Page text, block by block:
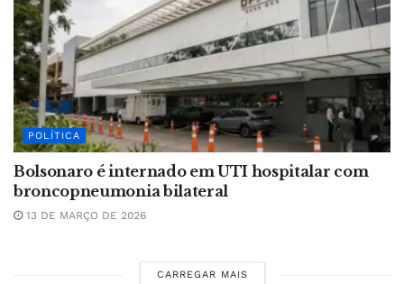
POLÍTICA
Bolsonaro é internado em UTI hospitalar com
broncopneumonia bilateral
13 DE MARÇO DE 2026
CARREGAR MAIS